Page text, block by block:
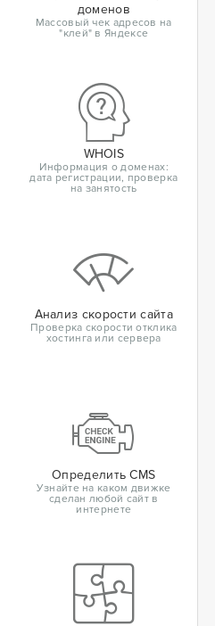
доменов
Массовый чек адресов на
"клей" в Яндексе
WHOIS
Информация о доменах:
дата регистрации, проверка
на занятость
Анализ скорости сайта
Проверка скорости отклика
хостинга или сервера
Определить CMS
Узнайте на каком движке
сделан любой сайт в
интернете